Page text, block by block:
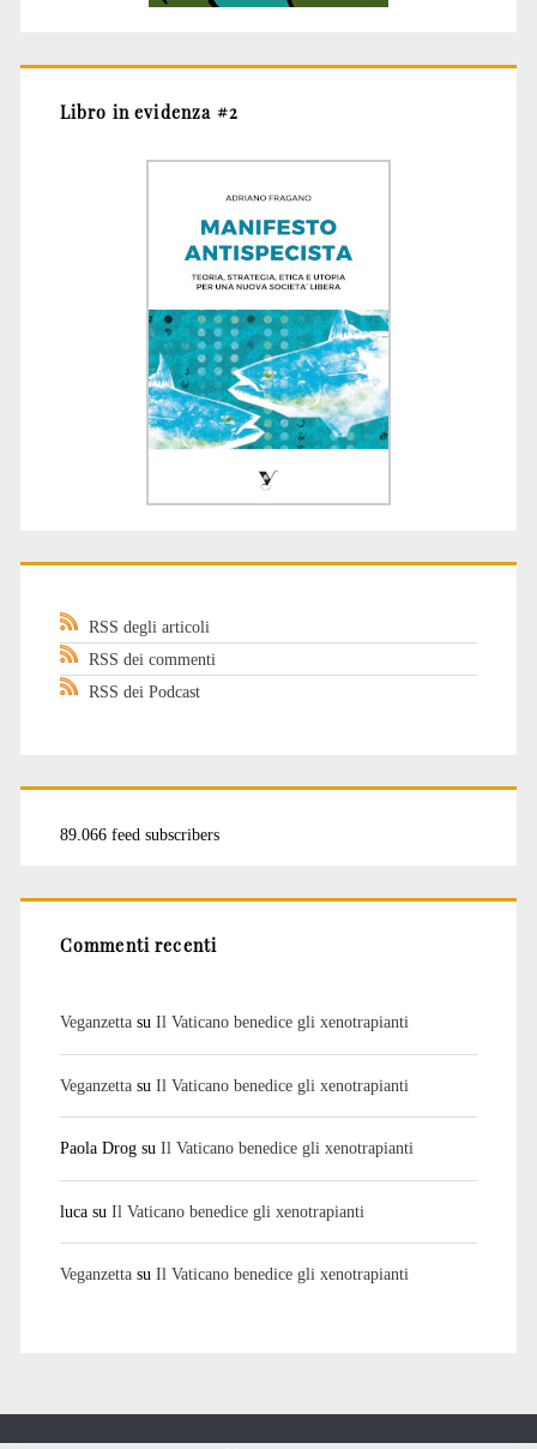
Libro in evidenza #2
RSS degli articoli
RSS dei commenti
RSS dei Podcast
89.066 feed subscribers
Commenti recenti
Veganzettasu Il Vaticano benedice gli xenotrapianti
Veganzettasu Il Vaticano benedice gli xenotrapianti
Paola Drogsu Il Vaticano benedice gli xenotrapianti
lucasu Il Vaticano benedice gli xenotrapianti
Veganzettasu Il Vaticano benedice gli xenotrapianti